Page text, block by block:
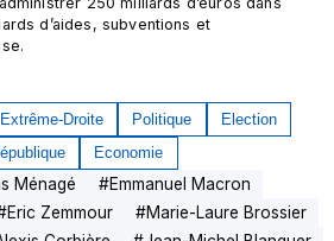
d’aides, subventions et
Extrême-Droite Politique
Election
Economie
Ménagé #Emmanuel Macron
Eric Zemmour #Marie-Laure Brossier